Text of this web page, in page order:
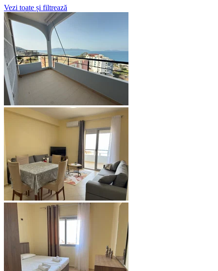
Vezi toate și filtrează